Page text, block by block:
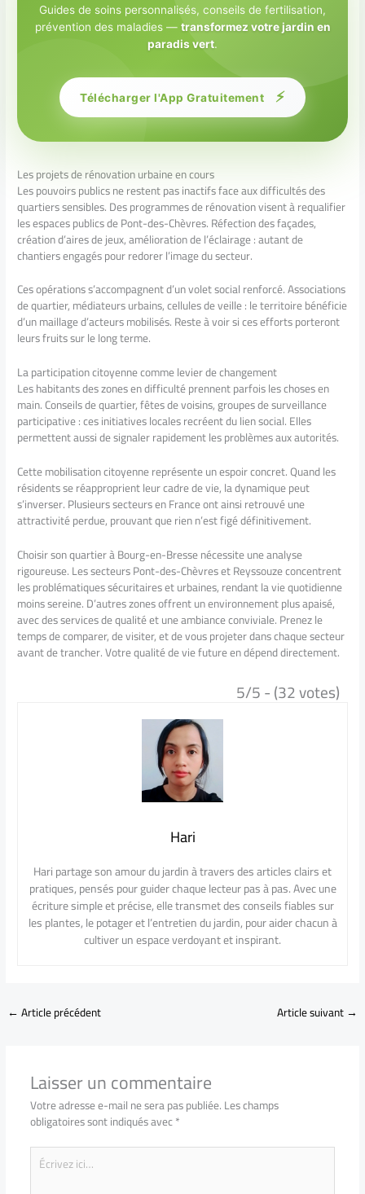
Guides de soins personnalisés, conseils de fertilisation,
prévention des maladies — transformez votre jardin en
paradis vert.
Télécharger l'App Gratuitement ⚡
Les projets de rénovation urbaine en cours
Les pouvoirs publics ne restent pas inactifs face aux difficultés des
quartiers sensibles. Des programmes de rénovation visent à requalifier
les espaces publics de Pont-des-Chèvres. Réfection des façades,
création d’aires de jeux, amélioration de l’éclairage : autant de
chantiers engagés pour redorer l’image du secteur.
Ces opérations s’accompagnent d’un volet social renforcé. Associations
de quartier, médiateurs urbains, cellules de veille : le territoire bénéficie
d’un maillage d’acteurs mobilisés. Reste à voir si ces efforts porteront
leurs fruits sur le long terme.
La participation citoyenne comme levier de changement
Les habitants des zones en difficulté prennent parfois les choses en
main. Conseils de quartier, fêtes de voisins, groupes de surveillance
participative : ces initiatives locales recréent du lien social. Elles
permettent aussi de signaler rapidement les problèmes aux autorités.
Cette mobilisation citoyenne représente un espoir concret. Quand les
résidents se réapproprient leur cadre de vie, la dynamique peut
s’inverser. Plusieurs secteurs en France ont ainsi retrouvé une
attractivité perdue, prouvant que rien n’est figé définitivement.
Choisir son quartier à Bourg-en-Bresse nécessite une analyse
rigoureuse. Les secteurs Pont-des-Chèvres et Reyssouze concentrent
les problématiques sécuritaires et urbaines, rendant la vie quotidienne
moins sereine. D’autres zones offrent un environnement plus apaisé,
avec des services de qualité et une ambiance conviviale. Prenez le
temps de comparer, de visiter, et de vous projeter dans chaque secteur
avant de trancher. Votre qualité de vie future en dépend directement.
5/5 - (32 votes)
Hari
Hari partage son amour du jardin à travers des articles clairs et
pratiques, pensés pour guider chaque lecteur pas à pas. Avec une
écriture simple et précise, elle transmet des conseils fiables sur
les plantes, le potager et l’entretien du jardin, pour aider chacun à
cultiver un espace verdoyant et inspirant.
←Article précédent Article suivant→
Laisser un commentaire
Votre adresse e-mail ne sera pas publiée.Les champs
obligatoires sont indiqués avec*
Écrivez
ici…